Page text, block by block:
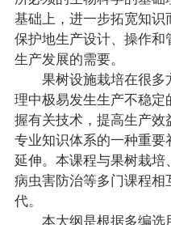
基础上，进一步拓宽知
保护地生产设计、操作
生产发展的需要。
果树设施栽培在很多
理中极易发生生产不稳
握有关技术，提高生产
专业知识体系的一种重
延伸。本课程与果树栽
病虫害防治等多门课程
代。
本大纲是根据多编选